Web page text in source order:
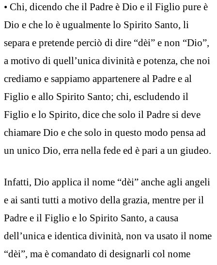
• Chi, dicendo che il Padre è Dio e il Figlio pure è
Dio e che lo è ugualmente lo Spirito Santo, li
separa e pretende perciò di dire “dèi” e non “Dio”,
a motivo di quell’unica divinità e potenza, che noi
crediamo e sappiamo appartenere al Padre e al
Figlio e allo Spirito Santo; chi, escludendo il
Figlio e lo Spirito, dice che solo il Padre si deve
chiamare Dio e che solo in questo modo pensa ad
un unico Dio, erra nella fede ed è pari a un giudeo.
Infatti, Dio applica il nome “dèi” anche agli angeli
e ai santi tutti a motivo della grazia, mentre per il
Padre e il Figlio e lo Spirito Santo, a causa
dell’unica e identica divinità, non va usato il nome
“dèi”, ma è comandato di designarli col nome